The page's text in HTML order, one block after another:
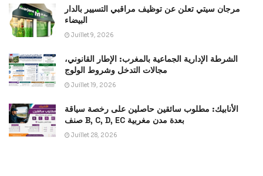
مرجان سيتي تعلن عن توظيف مراقبي التسيير بالدار
البيضاء
Juillet 9, 2026
الشرطة الإدارية الجماعية بالمغرب: الإطار القانوني،
مجالات التدخل وشروط الولوج
Juillet 19, 2026
الأنابيك: مطلوب سائقين حاصلين على رخصة سياقة
صنف B, C, D, EC بعدة مدن مغربية
Juillet 28, 2026